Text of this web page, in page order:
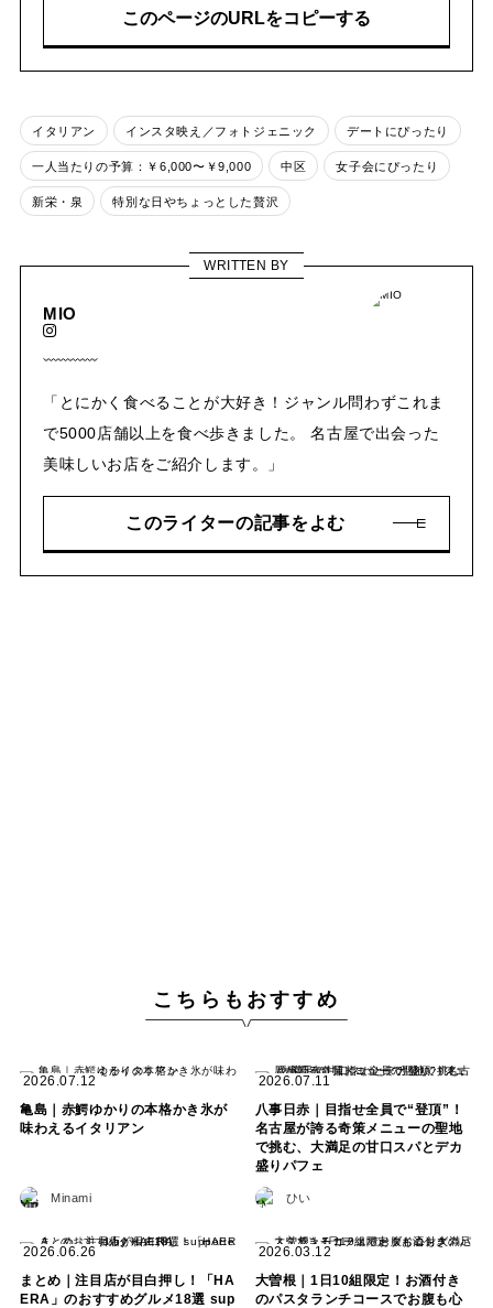
このページのURLをコピーする
イタリアン インスタ映え／フォトジェニック デートにぴったり
一人当たりの予算：￥6,000〜￥9,000 中区 女子会にぴったり
新栄・泉 特別な日やちょっとした贅沢
WRITTEN BY
MIO
「とにかく食べることが大好き！ジャンル問わずこれま
で5000店舗以上を食べ歩きました。 名古屋で出会った
美味しいお店をご紹介します。」
このライターの記事をよむ
こちらもおすすめ
2026.07.12
亀島｜赤鰐ゆかりの本格かき氷が
味わえるイタリアン
Minami
2026.07.11
八事日赤｜目指せ全員で“登頂”！
名古屋が誇る奇策メニューの聖地
で挑む、大満足の甘口スパとデカ
盛りパフェ
ひい
2026.06.26
まとめ｜注目店が目白押し！「HA
ERA」のおすすめグルメ18選 sup
2026.03.12
大曽根｜1日10組限定！お酒付き
のパスタランチコースでお腹も心